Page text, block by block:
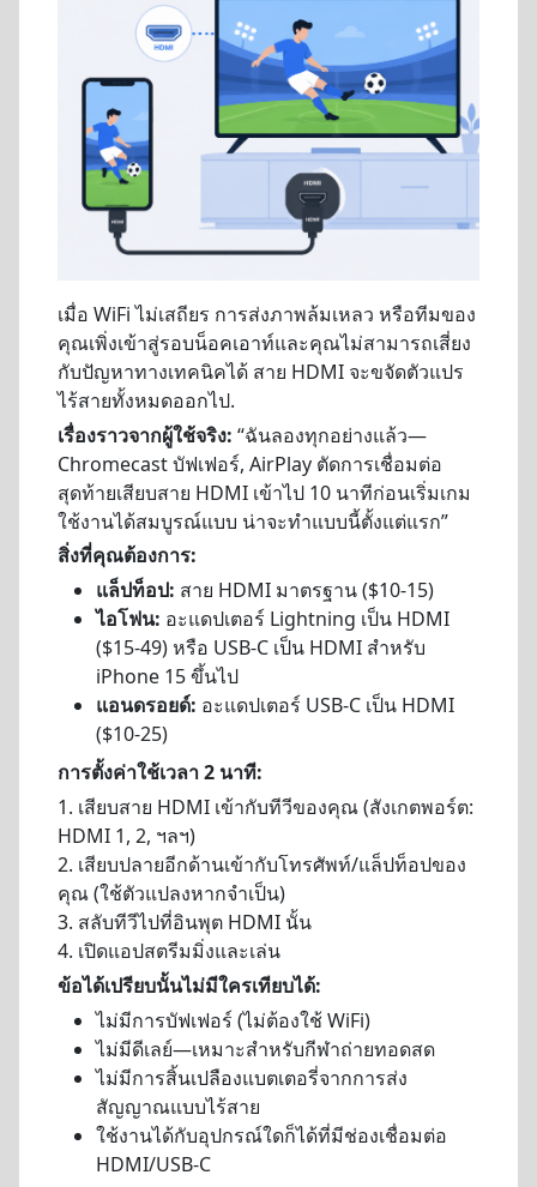
เมื่อ WiFi ไม่เสถียร การส่งภาพล้มเหลว หรือทีมของ
คุณเพิ่งเข้าสู่รอบน็อคเอาท์และคุณไม่สามารถเสี่ยง
กับปัญหาทางเทคนิคได้ สาย HDMI จะขจัดตัวแปร
ไร้สายทั้งหมดออกไป.
เรื่องราวจากผู้ใช้จริง: “ฉันลองทุกอย่างแล้ว—
Chromecast บัฟเฟอร์, AirPlay ตัดการเชื่อมต่อ
สุดท้ายเสียบสาย HDMI เข้าไป 10 นาทีก่อนเริ่มเกม
ใช้งานได้สมบูรณ์แบบ น่าจะทำแบบนี้ตั้งแต่แรก”
สิ่งที่คุณต้องการ:
แล็ปท็อป: สาย HDMI มาตรฐาน ($10-15)
ไอโฟน: อะแดปเตอร์ Lightning เป็น HDMI
($15-49) หรือ USB-C เป็น HDMI สำหรับ
iPhone 15 ขึ้นไป
แอนดรอยด์: อะแดปเตอร์ USB-C เป็น HDMI
($10-25)
การตั้งค่าใช้เวลา 2 นาที:
1. เสียบสาย HDMI เข้ากับทีวีของคุณ (สังเกตพอร์ต:
HDMI 1, 2, ฯลฯ)
2. เสียบปลายอีกด้านเข้ากับโทรศัพท์/แล็ปท็อปของ
คุณ (ใช้ตัวแปลงหากจำเป็น)
3. สลับทีวีไปที่อินพุต HDMI นั้น
4. เปิดแอปสตรีมมิ่งและเล่น
ข้อได้เปรียบนั้นไม่มีใครเทียบได้:
ไม่มีการบัฟเฟอร์ (ไม่ต้องใช้ WiFi)
ไม่มีดีเลย์—เหมาะสำหรับกีฬาถ่ายทอดสด
ไม่มีการสิ้นเปลืองแบตเตอรี่จากการส่ง
สัญญาณแบบไร้สาย
ใช้งานได้กับอุปกรณ์ใดก็ได้ที่มีช่องเชื่อมต่อ
HDMI/USB-C